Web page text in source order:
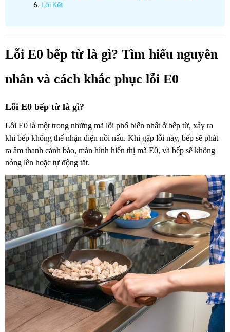
Lời Kết
Lỗi E0 bếp từ là gì? Tìm hiểu nguyên
nhân và cách khắc phục lỗi E0
Lỗi E0 bếp từ là gì?
Lỗi E0 là một trong những mã lỗi phổ biến nhất ở bếp từ, xảy ra
khi bếp không thể nhận diện nồi nấu. Khi gặp lỗi này, bếp sẽ phát
ra âm thanh cảnh báo, màn hình hiển thị mã E0, và bếp sẽ không
nóng lên hoặc tự động tắt.